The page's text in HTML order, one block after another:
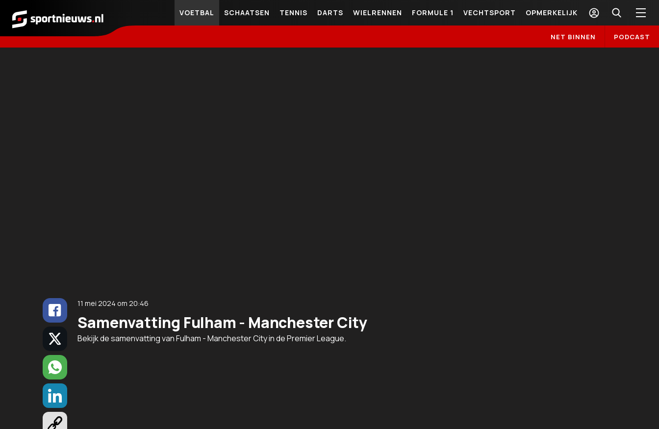
Sportnieuws.nl
VOETBAL SCHAATSEN TENNIS DARTS WIELRENNEN FORMULE 1 VECHTSPORT OPMERKELIJK
NET BINNEN PODCAST
11 mei 2024 om 20:46
Samenvatting Fulham - Manchester City
Bekijk de samenvatting van Fulham - Manchester City in de Premier League.